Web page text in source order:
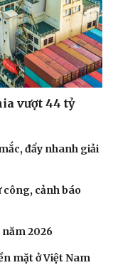
vượt 44 tỷ
đẩy nhanh giải